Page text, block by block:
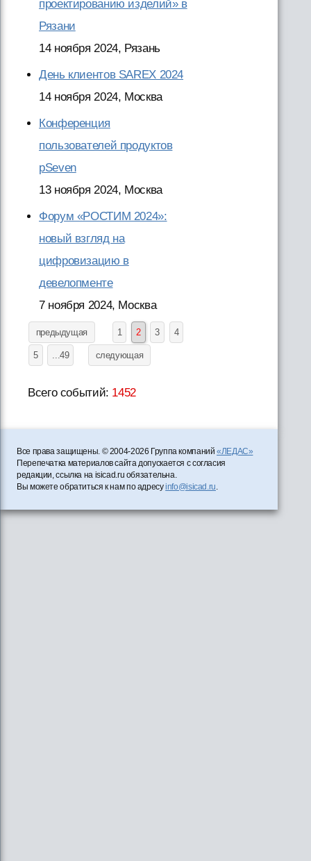
проектированию изделий» в
Рязани
14 ноября 2024, Рязань
День клиентов SAREX 2024
14 ноября 2024, Москва
Конференция
пользователей продуктов
pSeven
13 ноября 2024, Москва
Форум «РОСТИМ 2024»:
новый взгляд на
цифровизацию в
девелопменте
7 ноября 2024, Москва
предыдущая 1 2 3 4
5 ...49 следующая
Всего событий: 1452
Все права защищены. © 2004-2026 Группа компаний«ЛЕДАС»
Перепечатка материалов сайта допускается с согласия
редакции, ссылка на isicad.ru обязательна.
Вы можете обратиться к нам по адресуinfo@isicad.ru.